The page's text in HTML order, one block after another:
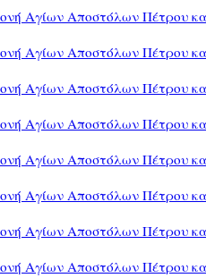
Αγίων Αποστόλων Πέτρου
Αγίων Αποστόλων Πέτρου
Αγίων Αποστόλων Πέτρου
Αγίων Αποστόλων Πέτρου
Αγίων Αποστόλων Πέτρου
Αγίων Αποστόλων Πέτρου
Αγίων Αποστόλων Πέτρου
Αγίων Αποστόλων Πέτρου